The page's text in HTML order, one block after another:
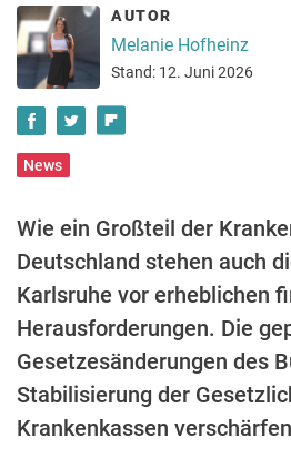
AUTOR
Melanie Hofheinz
Stand: 12. Juni 2026
News
Wie ein Großteil der
Deutschland stehen auch
Karlsruhe vor erheblichen
Herausforderungen. Die
Gesetzesänderungen des
Stabilisierung der
Krankenkassen